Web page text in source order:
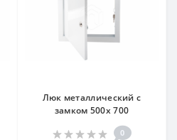
Люк металлический с
замком 500х 700
0